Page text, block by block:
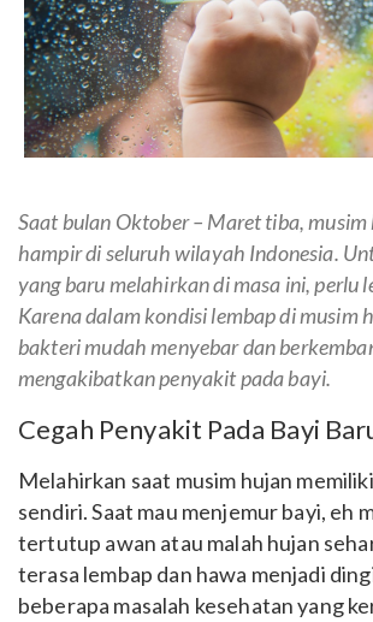
Saat bulan Oktober – Maret tiba,
hampir di seluruh wilayah Indonesia.
yang baru melahirkan di masa ini, perlu
Karena dalam kondisi lembap di musim
bakteri mudah menyebar dan
mengakibatkan penyakit pada bayi.
Cegah Penyakit Pada Bayi
Melahirkan saat musim hujan
sendiri. Saat mau menjemur bayi, eh
tertutup awan atau malah hujan
terasa lembap dan hawa menjadi
beberapa masalah kesehatan yang